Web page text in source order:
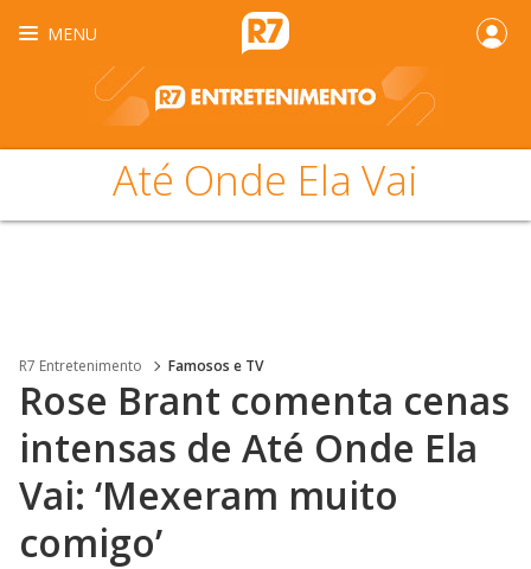
MENU
Até Onde Ela Vai
R7 Entretenimento Famosos e TV
Rose Brant comenta cenas
intensas de Até Onde Ela
Vai: ‘Mexeram muito
comigo’